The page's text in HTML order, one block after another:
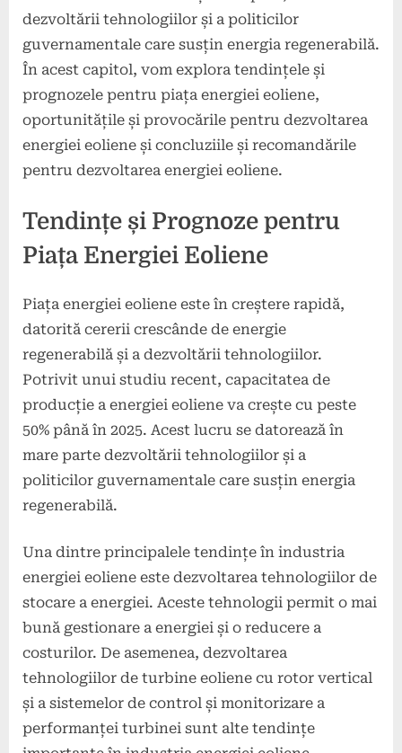
dezvoltării tehnologiilor și a politicilor
guvernamentale care susțin energia regenerabilă.
În acest capitol, vom explora tendințele și
prognozele pentru piața energiei eoliene,
oportunitățile și provocările pentru dezvoltarea
energiei eoliene și concluziile și recomandările
pentru dezvoltarea energiei eoliene.
Tendințe și Prognoze pentru
Piața Energiei Eoliene
Piața energiei eoliene este în creștere rapidă,
datorită cererii crescânde de energie
regenerabilă și a dezvoltării tehnologiilor.
Potrivit unui studiu recent, capacitatea de
producție a energiei eoliene va crește cu peste
50% până în 2025. Acest lucru se datorează în
mare parte dezvoltării tehnologiilor și a
politicilor guvernamentale care susțin energia
regenerabilă.
Una dintre principalele tendințe în industria
energiei eoliene este dezvoltarea tehnologiilor de
stocare a energiei. Aceste tehnologii permit o mai
bună gestionare a energiei și o reducere a
costurilor. De asemenea, dezvoltarea
tehnologiilor de turbine eoliene cu rotor vertical
și a sistemelor de control și monitorizare a
performanței turbinei sunt alte tendințe